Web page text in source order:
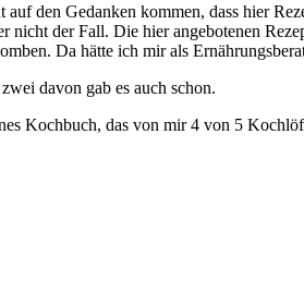
den Gedanken kommen, dass hier
der Fall. Die hier angebotenen
Da hätte ich mir als
davon gab es auch schon.
Kochbuch, das von mir 4 von 5